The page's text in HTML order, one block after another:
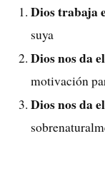
Dios trabaja
suya
Dios nos da
motivación
Dios nos da